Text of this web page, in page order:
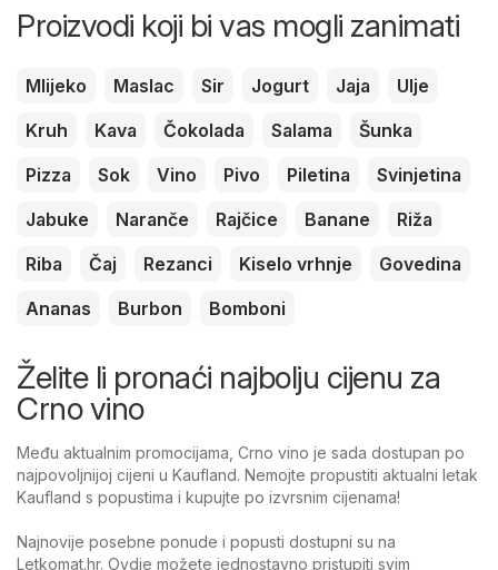
Proizvodi koji bi vas mogli zanimati
Mlijeko Maslac Sir Jogurt Jaja
Ulje
Kruh
Kava Čokolada Salama
Šunka
Pizza
Sok Vino Pivo Piletina
Svinjetina
Jabuke
Naranče Rajčice Banane
Riža
Riba
Čaj Rezanci Kiselo vrhnje
Govedina
Ananas
Burbon Bomboni
Želite li pronaći najbolju cijenu za
Crno vino
Među aktualnim promocijama, Crno vino je sada dostupan po
najpovoljnijoj cijeni u Kaufland. Nemojte propustiti aktualni letak
Kaufland s popustima i kupujte po izvrsnim cijenama!
Najnovije posebne ponude i popusti dostupni su na
Letkomat.hr. Ovdje možete jednostavno pristupiti svim